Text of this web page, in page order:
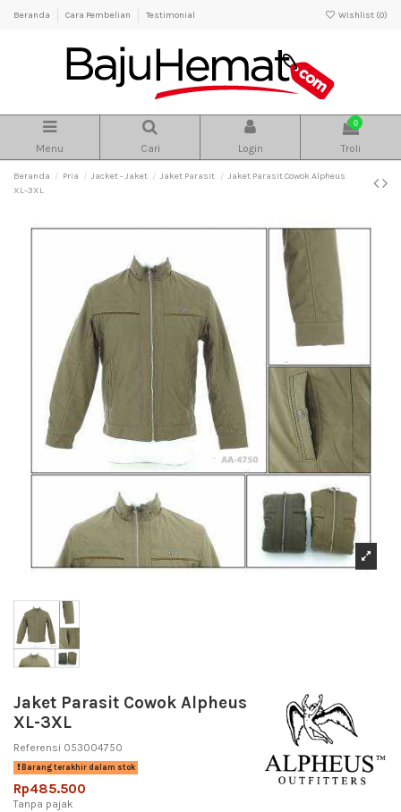
Beranda Cara Pembelian Testimonial Wishlist (0)
Menu Cari Login
0
Troli
Beranda Pria Jacket - Jaket Jaket Parasit
Jaket Parasit Cowok Alpheus
XL-3XL
Jaket Parasit Cowok Alpheus
XL-3XL
Referensi 053004750
Barang terakhir dalam stok
Rp485.500
Tanpa pajak